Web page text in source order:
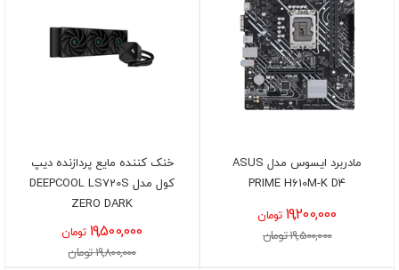
مادربرد ایسوس مدل ASUS
PRIME H610M-K D4
19,200,000 تومان
19,500,000 تومان
خنک کننده مایع پردازنده دیپ
کول مدل DEEPCOOL LS720S
ZERO DARK
19,500,000 تومان
19,800,000 تومان